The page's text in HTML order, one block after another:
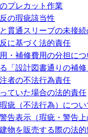
プレカット作業
の瑕疵該当性
貫通スリーブの未接
に基づく法的責任
・補修費用の分担につ
「設計図書通りの補
者の不法行為責任
ていた場合の法的責任
疵（不法行為）につ
告表示（瑕疵・警告上
物を販売する際の法